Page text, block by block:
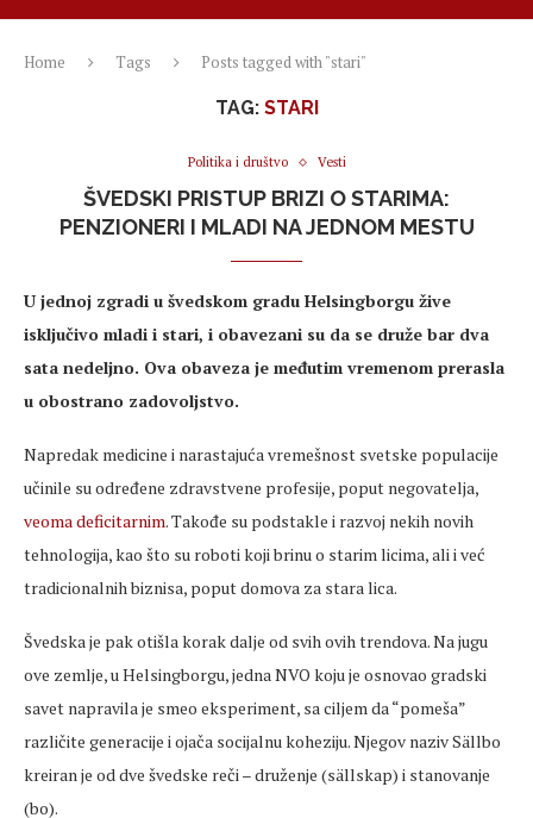
Home Tags Posts tagged with "stari"
TAG: STARI
Politika i društvo Vesti
ŠVEDSKI PRISTUP BRIZI O STARIMA:
PENZIONERI I MLADI NA JEDNOM MESTU
U jednoj zgradi u švedskom gradu Helsingborgu žive
isključivo mladi i stari, i obavezani su da se druže bar dva
sata nedeljno. Ova obaveza je međutim vremenom prerasla
u obostrano zadovoljstvo.
Napredak medicine i narastajuća vremešnost svetske populacije
učinile su određene zdravstvene profesije, poput negovatelja,
veoma deficitarnim. Takođe su podstakle i razvoj nekih novih
tehnologija, kao što su roboti koji brinu o starim licima, ali i već
tradicionalnih biznisa, poput domova za stara lica.
Švedska je pak otišla korak dalje od svih ovih trendova. Na jugu
ove zemlje, u Helsingborgu, jedna NVO koju je osnovao gradski
savet napravila je smeo eksperiment, sa ciljem da “pomeša”
različite generacije i ojača socijalnu koheziju. Njegov naziv Sällbo
kreiran je od dve švedske reči – druženje (sällskap) i stanovanje
(bo).